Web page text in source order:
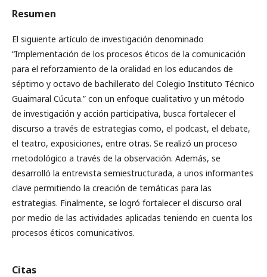
Resumen
El siguiente artículo de investigación denominado
“Implementación de los procesos éticos de la comunicación
para el reforzamiento de la oralidad en los educandos de
séptimo y octavo de bachillerato del Colegio Instituto Técnico
Guaimaral Cúcuta.” con un enfoque cualitativo y un método
de investigación y acción participativa, busca fortalecer el
discurso a través de estrategias como, el podcast, el debate,
el teatro, exposiciones, entre otras. Se realizó un proceso
metodológico a través de la observación. Además, se
desarrolló la entrevista semiestructurada, a unos informantes
clave permitiendo la creación de temáticas para las
estrategias. Finalmente, se logró fortalecer el discurso oral
por medio de las actividades aplicadas teniendo en cuenta los
procesos éticos comunicativos.
Citas